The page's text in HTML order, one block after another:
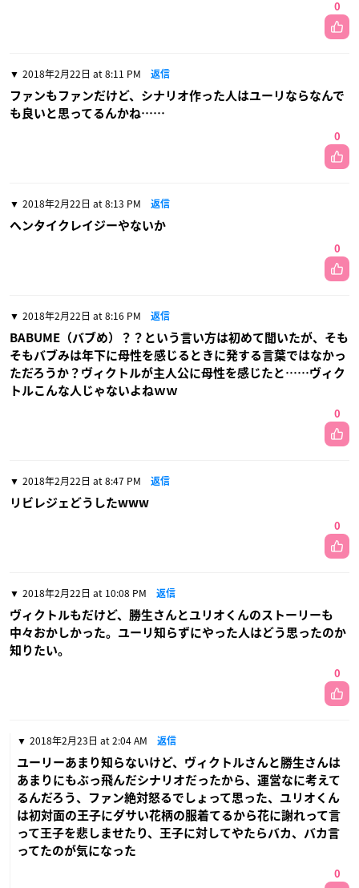
0
2018年2月22日 at 8:11 PM 返信
ファンもファンだけど、シナリオ作った人はユーリならなんで
も良いと思ってるんかね……
0
2018年2月22日 at 8:13 PM 返信
ヘンタイクレイジーやないか
0
2018年2月22日 at 8:16 PM 返信
BABUME（バブめ）？？という言い方は初めて聞いたが、そも
そもバブみは年下に母性を感じるときに発する言葉ではなかっ
ただろうか？ヴィクトルが主人公に母性を感じたと……ヴィク
トルこんな人じゃないよねｗｗ
0
2018年2月22日 at 8:47 PM 返信
リビレジェどうしたwww
0
2018年2月22日 at 10:08 PM 返信
ヴィクトルもだけど、勝生さんとユリオくんのストーリーも
中々おかしかった。ユーリ知らずにやった人はどう思ったのか
知りたい。
0
2018年2月23日 at 2:04 AM 返信
ユーリーあまり知らないけど、ヴィクトルさんと勝生さんは
あまりにもぶっ飛んだシナリオだったから、運営なに考えて
るんだろう、ファン絶対怒るでしょって思った、ユリオくん
は初対面の王子にダサい花柄の服着てるから花に謝れって言
って王子を悲しませたり、王子に対してやたらバカ、バカ言
ってたのが気になった
0